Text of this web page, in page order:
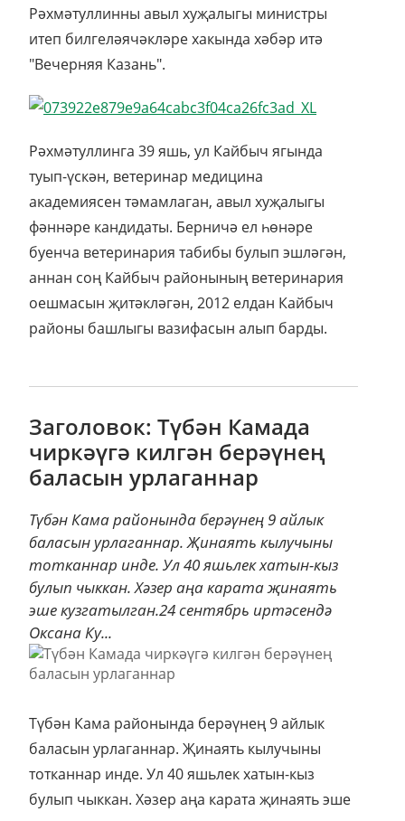
Рәхмәтуллинны авыл хуҗалыгы министры
итеп билгеләячәкләре хакында хәбәр итә
"Вечерняя Казань".
Рәхмәтуллинга 39 яшь, ул Кайбыч ягында
туып-үскән, ветеринар медицина
академиясен тәмамлаган, авыл хуҗалыгы
фәннәре кандидаты. Берничә ел һөнәре
буенча ветеринария табибы булып эшләгән,
аннан соң Кайбыч районының ветеринария
оешмасын җитәкләгән, 2012 елдан Кайбыч
районы башлыгы вазифасын алып барды.
Заголовок: Түбән Камада
чиркәүгә килгән берәүнең
баласын урлаганнар
Түбән Кама районында берәүнең 9 айлык
баласын урлаганнар. Җинаять кылучыны
тотканнар инде. Ул 40 яшьлек хатын-кыз
булып чыккан. Хәзер аңа карата җинаять
эше кузгатылган.24 сентябрь иртәсендә
Оксана Ку...
Түбән Кама районында берәүнең 9 айлык
баласын урлаганнар. Җинаять кылучыны
тотканнар инде. Ул 40 яшьлек хатын-кыз
булып чыккан. Хәзер аңа карата җинаять эше